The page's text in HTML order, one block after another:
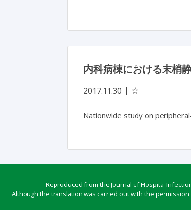
内科病棟における末梢
2017.11.30 ☆
Nationwide study on
Reproduced from the Journal of Hospital
Although the translation was carried out with the